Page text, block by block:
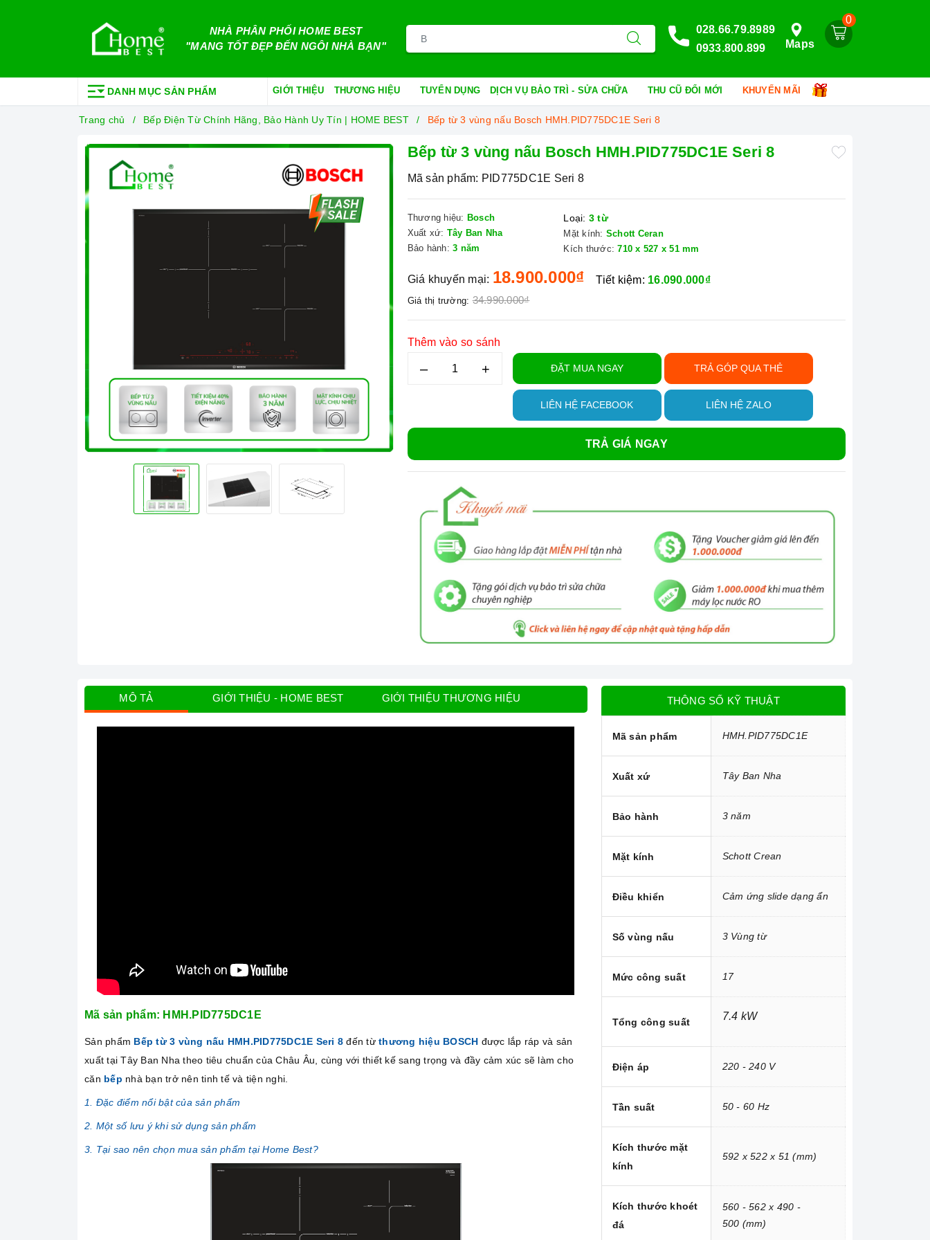
NHÀ PHÂN PHỐI HOME BEST
"MANG TỐT ĐẸP ĐẾN NGÔI NHÀ BẠN"
0
Maps
028.66.79.8989
0933.800.899
DANH MỤC SẢN PHẨM GIỚI THIỆU THƯƠNG HIỆU TUYỂN DỤNG DỊCH VỤ BẢO TRÌ - SỬA CHỮA THU CŨ ĐỔI MỚI KHUYẾN MÃI
Trang chủ Bếp Điện Từ Chính Hãng, Bảo Hành Uy Tín | HOME BEST Bếp từ 3 vùng nấu Bosch HMH.PID775DC1E Seri 8
Bếp từ 3 vùng nấu Bosch HMH.PID775DC1E Seri 8
Mã sản phẩm: PID775DC1E Seri 8
Thương hiệu: Bosch
Xuất xứ: Tây Ban Nha
Bảo hành: 3 năm
Loại: 3 từ
Mặt kính: Schott Ceran
Kích thước: 710 x 527 x 51 mm
Giá khuyến mại: 18.900.000₫
Giá thị trường: 34.990.000₫
Tiết kiệm: 16.090.000₫
Thêm vào so sánh
– + ĐẶT MUA NGAY TRẢ GÓP QUA THẺ
LIÊN HỆ FACEBOOK LIÊN HỆ ZALO
TRẢ GIÁ NGAY
MÔ TẢ GIỚI THIỆU - HOME BEST GIỚI THIỆU THƯƠNG HIỆU
Mã sản phẩm: HMH.PID775DC1E
Sản phẩm Bếp từ 3 vùng nấu HMH.PID775DC1E Seri 8 đến từ thương hiệu BOSCH được lắp ráp và sản
xuất tại Tây Ban Nha theo tiêu chuẩn của Châu Âu, cùng với thiết kế sang trọng và đầy cảm xúc sẽ làm cho
căn bếp nhà bạn trở nên tinh tế và tiện nghi.
1. Đặc điểm nổi bật của sản phẩm
2. Một số lưu ý khi sử dụng sản phẩm
3. Tại sao nên chọn mua sản phẩm tại Home Best?
THÔNG SỐ KỸ THUẬT
Mã sản phẩm HMH.PID775DC1E
Xuất xứ Tây Ban Nha
Bảo hành 3 năm
Mặt kính Schott Crean
Điều khiển Cảm ứng slide dạng ẩn
Số vùng nấu 3 Vùng từ
Mức công suất 17
Tổng công suất 7.4 kW
Điện áp 220 - 240 V
Tần suất 50 - 60 Hz
Kích thước mặt
kính
592 x 522 x 51 (mm)
Kích thước khoét
đá
560 - 562 x 490 -
500 (mm)